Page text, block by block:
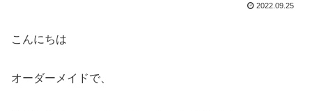
2022.09.25
こんにちは
オーダーメイドで、